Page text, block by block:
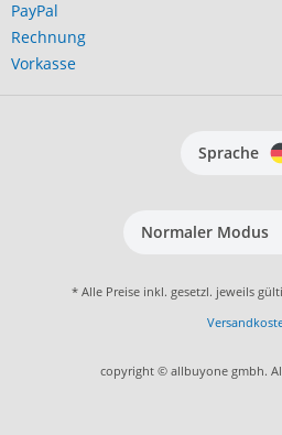
PayPal
Rechnung
Vorkasse
Sprache
Normaler Modus
* Alle Preise inkl. gesetzl. jeweils
copyright © allbuyone gmbh.